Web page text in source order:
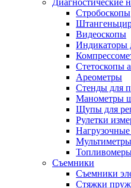
Диагностические
Стробоскопы
Видеоскопы
Индикаторы
Стетоскопы
Ареометры
Стенды для
Манометры
Щупы для
Рулетки
Съемники
Съемники
Стяжки